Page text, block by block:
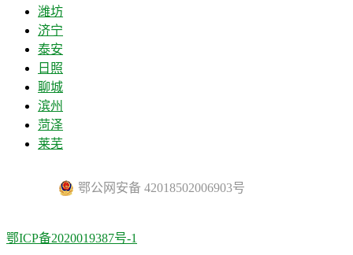
潍坊
济宁
泰安
日照
聊城
滨州
菏泽
莱芜
鄂公网安备 42018502006903号
鄂ICP备2020019387号-1